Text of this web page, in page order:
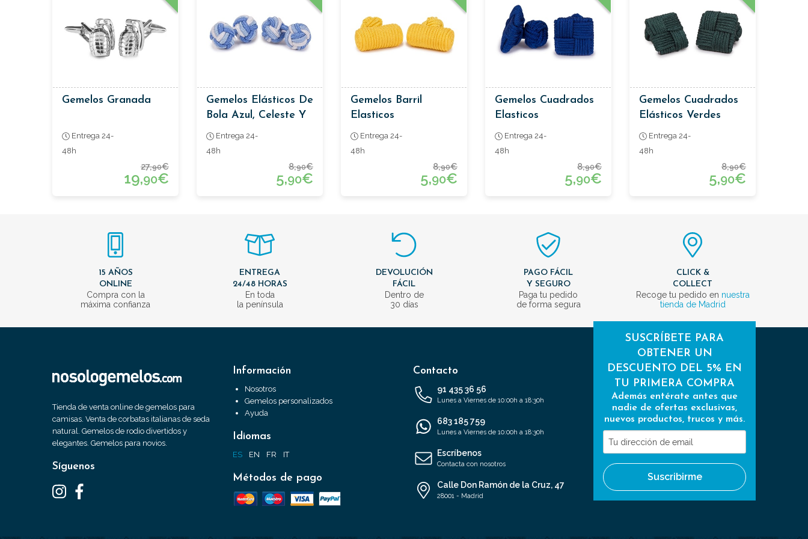
Gemelos Granada
Entrega 24-
48h
27,90€
19,90€
Gemelos Elásticos De
Bola Azul, Celeste Y
Blanco
Entrega 24-
48h
8,90€
5,90€
Gemelos Barril
Elasticos
Entrega 24-
48h
8,90€
5,90€
Gemelos Cuadrados
Elasticos
Entrega 24-
48h
8,90€
5,90€
Gemelos Cuadrados
Elásticos Verdes
Entrega 24-
48h
8,90€
5,90€
15 AÑOS
ONLINE
Compra con la
máxima confianza
ENTREGA
24/48 HORAS
En toda
la península
DEVOLUCIÓN
FÁCIL
Dentro de
30 días
PAGO FÁCIL
Y SEGURO
Paga tu pedido
de forma segura
CLICK &
COLLECT
Recoge tu pedido en nuestra
tienda de Madrid
Tienda de venta online de gemelos para
camisas. Venta de corbatas italianas de seda
natural. Gemelos de rodio divertidos y
elegantes. Gemelos para novios.
Síguenos
Información
Nosotros
Gemelos personalizados
Ayuda
Idiomas
ES EN FR IT
Métodos de pago
Contacto
91 435 36 56
Lunes a Viernes de 10:00h a 18:30h
683 185 759
Lunes a Viernes de 10:00h a 18:30h
Escríbenos
Contacta con nosotros
Calle Don Ramón de la Cruz, 47
28001 - Madrid
SUSCRÍBETE PARA
OBTENER UN
DESCUENTO DEL 5% EN
TU PRIMERA COMPRA
Además entérate antes que
nadie de ofertas exclusivas,
nuevos productos, trucos y más.
Tu
dirección
de
email
Suscribirme